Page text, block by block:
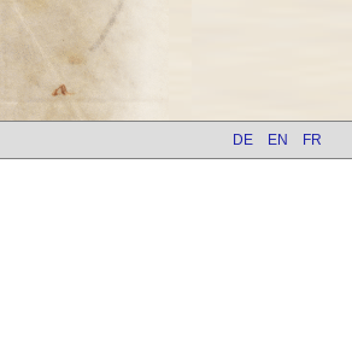
DE EN FR